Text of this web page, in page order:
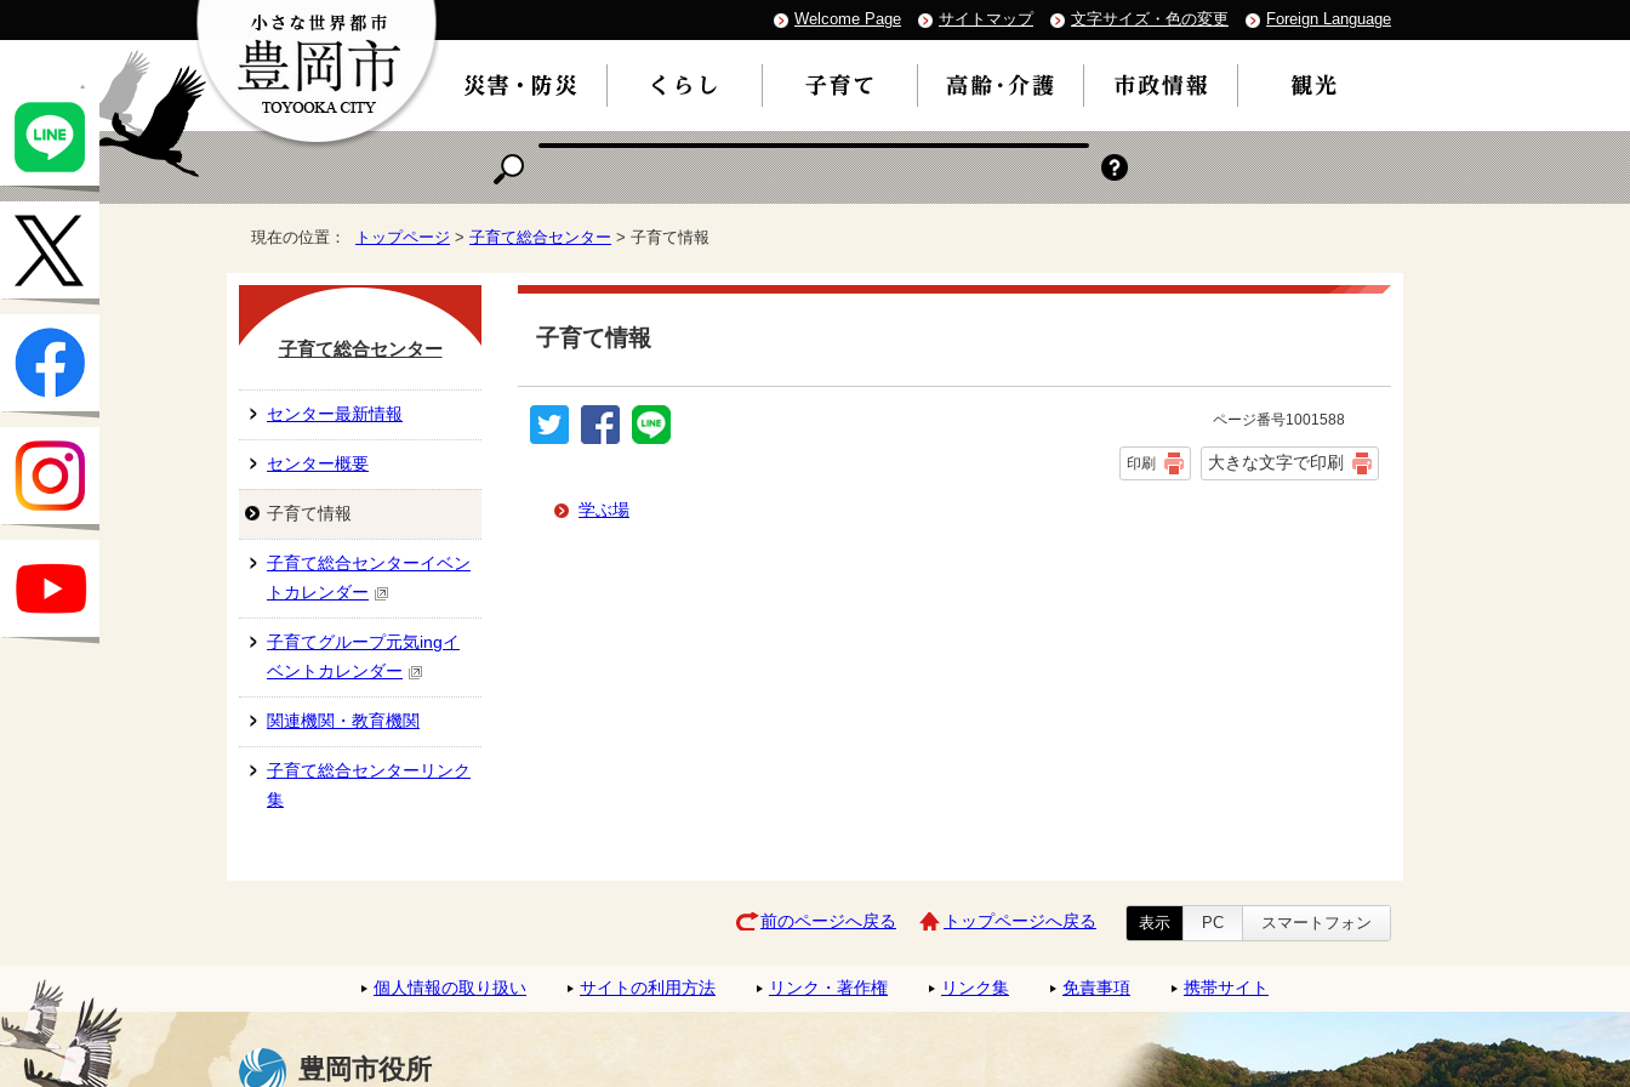
Welcome Page サイトマップ 文字サイズ・色の変更 Foreign Language
現在の位置： トップページ > 子育て総合センター > 子育て情報
子育て情報
ページ番号1001588
印刷 大きな文字で印刷
学ぶ場
子育て総合センター
センター最新情報
センター概要
子育て情報
子育て総合センターイベン
トカレンダー
子育てグループ元気ingイ
ベントカレンダー
関連機関・教育機関
子育て総合センターリンク
集
前のページへ戻る トップページへ戻る 表示 PC スマートフォン
個人情報の取り扱い サイトの利用方法 リンク・著作権 リンク集 免責事項 携帯サイト
豊岡市役所